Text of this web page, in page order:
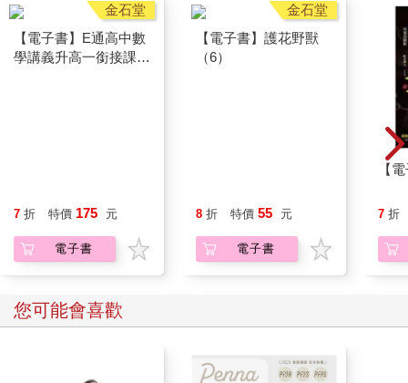
教材
7 折 特價 175 元
電子書
8 折 特價 55 元
電子書
【
7 折
您可能會喜歡